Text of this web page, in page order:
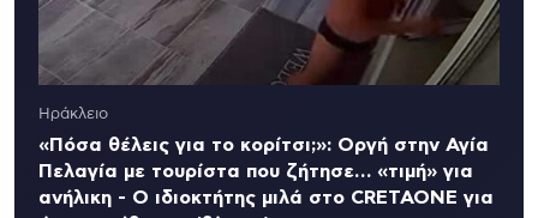
Ηράκλειο
«Πόσα θέλεις για το κορίτσι;»: Οργή στην Αγία
Πελαγία με τουρίστα που ζήτησε… «τιμή» για
ανήλικη - Ο ιδιοκτήτης μιλά στο CRETAONE για